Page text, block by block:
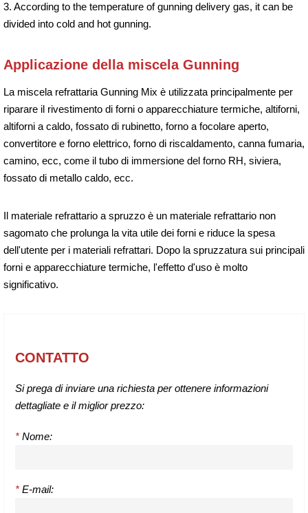
3. According to the temperature of gunning delivery gas, it can be
divided into cold and hot gunning.
Applicazione della miscela Gunning
La miscela refrattaria Gunning Mix è utilizzata principalmente per
riparare il rivestimento di forni o apparecchiature termiche, altiforni,
altiforni a caldo, fossato di rubinetto, forno a focolare aperto,
convertitore e forno elettrico, forno di riscaldamento, canna fumaria,
camino, ecc, come il tubo di immersione del forno RH, siviera,
fossato di metallo caldo, ecc.
Il materiale refrattario a spruzzo è un materiale refrattario non
sagomato che prolunga la vita utile dei forni e riduce la spesa
dell'utente per i materiali refrattari. Dopo la spruzzatura sui principali
forni e apparecchiature termiche, l'effetto d'uso è molto
significativo.
CONTATTO
Si prega di inviare una richiesta per ottenere informazioni
dettagliate e il miglior prezzo:
* Nome:
* E-mail: